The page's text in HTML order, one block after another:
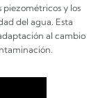
piezométricos y los
del agua. Esta
al cambio